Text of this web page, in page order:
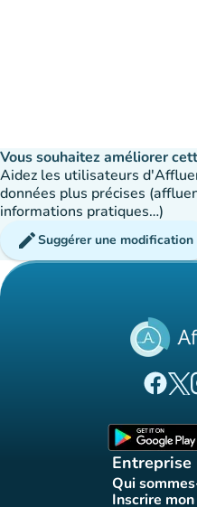
Vous souhaitez améliorer
Aidez les utilisateurs
données plus précises
informations pratiques…)
editSuggérer une modification
Entreprise
Qui
Inscrire